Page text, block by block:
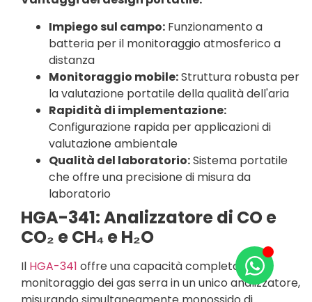
Impiego sul campo: Funzionamento a
batteria per il monitoraggio atmosferico a
distanza
Monitoraggio mobile:Struttura robusta per
la valutazione portatile della qualità dell'aria
Rapidità di implementazione:
Configurazione rapida per applicazioni di
valutazione ambientale
Qualità del laboratorio:Sistema portatile
che offre una precisione di misura da
laboratorio
HGA-341: Analizzatore di CO e
CO₂ e CH₄ e H₂O
Il HGA-341 offre una capacità completa di
monitoraggio dei gas serra in un unico analizzatore,